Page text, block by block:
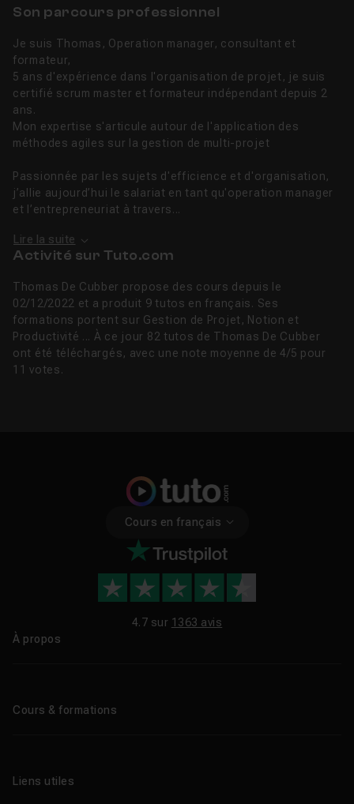
Son parcours professionnel
Je suis Thomas, Operation manager, consultant et
formateur,
5 ans d'expérience dans l'organisation de projet, je suis
certifié scrum master et formateur indépendant depuis 2
ans.
Mon expertise s'articule autour de l'application des
méthodes agiles sur la gestion de multi-projet
Passionnée par les sujets d'efficience et d'organisation,
j’allie aujourd’hui le salariat en tant qu'operation manager
et l’entrepreneuriat à travers...
Lire la suite
Activité sur Tuto.com
Thomas De Cubber propose des cours depuis le
02/12/2022 et a produit 9 tutos en français. Ses
formations portent sur Gestion de Projet, Notion et
Productivité ... À ce jour 82 tutos de Thomas De Cubber
ont été téléchargés, avec une note moyenne de 4/5 pour
11 votes.
Cours en français
4.7 sur 1363 avis
À propos
Cours & formations
Formations certifiantes
Liens utiles